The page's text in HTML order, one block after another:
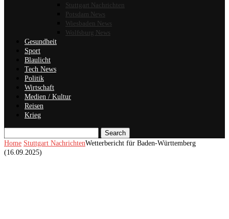
Stuttgart Nachrichten
Potsdam News
Wiesbaden News
Wolfsburg News
Gesundheit
Sport
Blaulicht
Tech News
Politik
Wirtschaft
Medien / Kultur
Reisen
Krieg
Search
Home Stuttgart NachrichtenWetterbericht für Baden-Württemberg
(16.09.2025)